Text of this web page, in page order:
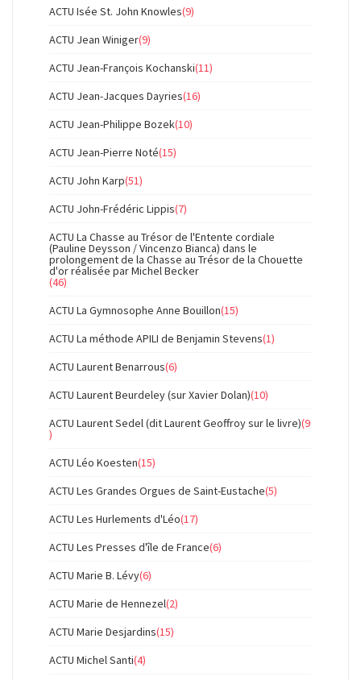
ACTU Isée St. John Knowles(9)
ACTU Jean Winiger(9)
ACTU Jean-François Kochanski(11)
ACTU Jean-Jacques Dayries(16)
ACTU Jean-Philippe Bozek(10)
ACTU Jean-Pierre Noté(15)
ACTU John Karp(51)
ACTU John-Frédéric Lippis(7)
ACTU La Chasse au Trésor de l'Entente cordiale
(Pauline Deysson / Vincenzo Bianca) dans le
prolongement de la Chasse au Trésor de la Chouette
d'or réalisée par Michel Becker
(46)
ACTU La Gymnosophe Anne Bouillon(15)
ACTU La méthode APILI de Benjamin Stevens(1)
ACTU Laurent Benarrous(6)
ACTU Laurent Beurdeley (sur Xavier Dolan)(10)
ACTU Laurent Sedel (dit Laurent Geoffroy sur le livre)(9
)
ACTU Léo Koesten(15)
ACTU Les Grandes Orgues de Saint-Eustache(5)
ACTU Les Hurlements d'Léo(17)
ACTU Les Presses d'île de France(6)
ACTU Marie B. Lévy(6)
ACTU Marie de Hennezel(2)
ACTU Marie Desjardins(15)
ACTU Michel Santi(4)